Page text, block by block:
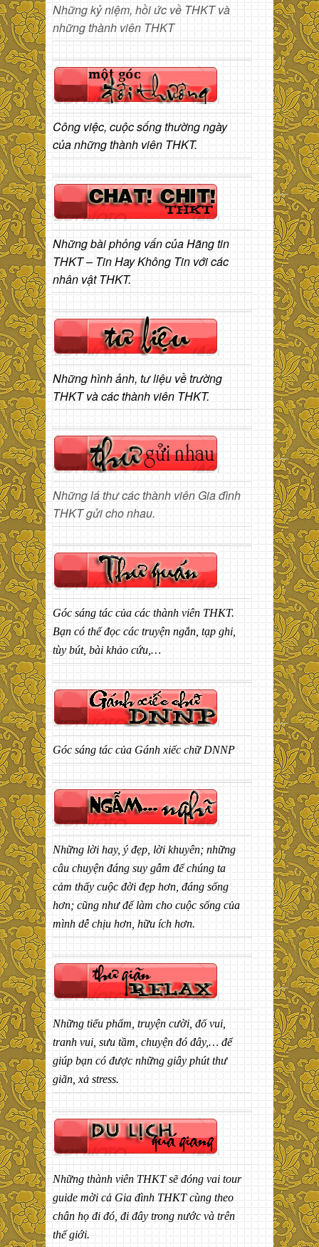
Những kỷ niệm, hồi ức về THKT và
những thành viên THKT
Công việc, cuộc sống thường ngày
của những thành viên THKT.
Những bài phỏng vấn của Hãng tin
THKT – Tin Hay Không Tin với các
nhân vật THKT.
Những hình ảnh, tư liệu về trường
THKT và các thành viên THKT.
Những lá thư các thành viên Gia đình
THKT gửi cho nhau.
Góc sáng tác của các thành viên THKT.
Bạn có thể đọc các truyện ngắn, tạp ghi,
tùy bút, bài khảo cứu,…
Góc sáng tác của Gánh xiếc chữ DNNP
Những lời hay, ý đẹp, lời khuyên; những
câu chuyện đáng suy gẫm để chúng ta
cảm thấy cuộc đời đẹp hơn, đáng sống
hơn; cũng như để làm cho cuộc sống của
mình dễ chịu hơn, hữu ích hơn.
Những tiểu phẩm, truyện cười, đố vui,
tranh vui, sưu tầm, chuyện đó đây,… để
giúp bạn có được những giây phút thư
giãn, xả stress.
Những thành viên THKT sẽ đóng vai tour
guide mời cả Gia đình THKT cùng theo
chân họ đi đó, đi đây trong nước và trên
thế giới.